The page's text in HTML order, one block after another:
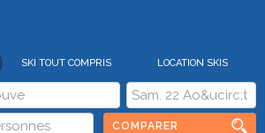
SKI TOUT COMPRIS LOCATION SKIS
COMPARER